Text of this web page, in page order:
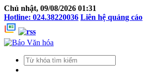
Chủ nhật, 09/08/2026 01:31
Hotline: 024.38220036 Liên hệ quảng cáo